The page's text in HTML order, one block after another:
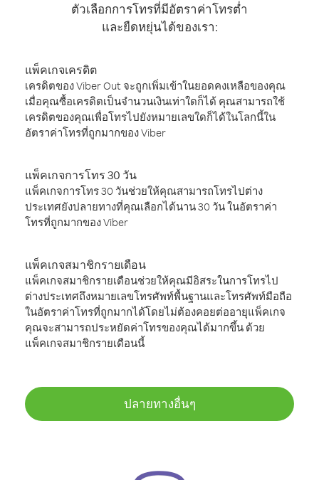
ตัวเลือกการโทรที่มีอัตราค่าโทรต่ำ
และยืดหยุ่นได้ของเรา:
แพ็คเกจเครดิต
เครดิตของ Viber Out จะถูกเพิ่มเข้าในยอดคงเหลือของคุณ
เมื่อคุณซื้อเครดิตเป็นจำนวนเงินเท่าใดก็ได้ คุณสามารถใช้
เครดิตของคุณเพื่อโทรไปยังหมายเลขใดก็ได้ในโลกนี้ใน
อัตราค่าโทรที่ถูกมากของ Viber
แพ็คเกจการโทร 30 วัน
แพ็คเกจการโทร 30 วันช่วยให้คุณสามารถโทรไปต่าง
ประเทศยังปลายทางที่คุณเลือกได้นาน 30 วัน ในอัตราค่า
โทรที่ถูกมากของ Viber
แพ็คเกจสมาชิกรายเดือน
แพ็คเกจสมาชิกรายเดือนช่วยให้คุณมีอิสระในการโทรไป
ต่างประเทศถึงหมายเลขโทรศัพท์พื้นฐานและโทรศัพท์มือถือ
ในอัตราค่าโทรที่ถูกมากได้โดยไม่ต้องคอยต่ออายุแพ็คเกจ
คุณจะสามารถประหยัดค่าโทรของคุณได้มากขึ้น ด้วย
แพ็คเกจสมาชิกรายเดือนนี้
ปลายทางอื่นๆ